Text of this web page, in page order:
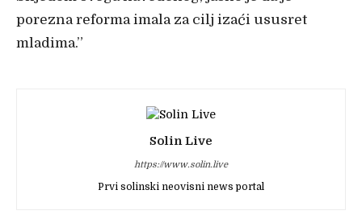
porezna reforma imala za cilj izaći ususret
mladima.”
Solin Live
https://www.solin.live
Prvi solinski neovisni news portal